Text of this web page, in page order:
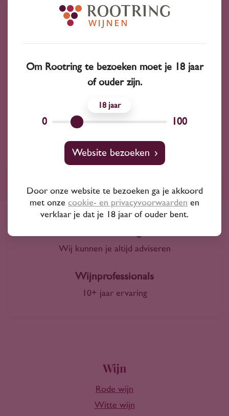
Condado de Haza Domaine Ricard
Radacini Wines Srl
Château Lascombes
Ruim assortiment
4000+ wijnen in ons assortiment
Wij kunnen je altijd adviseren
Wijnprofessionals
10+ jaar ervaring
Wijn
Rode wijn
Witte wijn
Om Rootring te bezoeken moet je 18 jaar
of ouder zijn.
0
18
100
Website bezoeken
Door onze website te bezoeken ga je akkoord
met onze cookie- en privacyvoorwaarden en
verklaar je dat je 18 jaar of ouder bent.